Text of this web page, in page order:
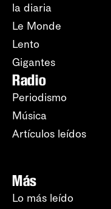
la diaria
Le Monde
Lento
Gigantes
Radio
Periodismo
Música
Artículos leídos
Más
Lo más leído